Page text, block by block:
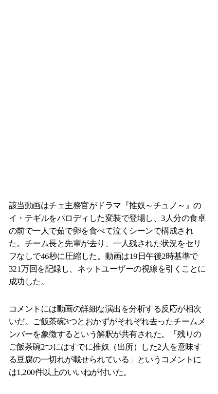
該当動画はチェ主務官がドラマ『推奴～チュノ～』の
イ・テギルをパロディした変装で登場し、3人分の食卓
の前で一人で茹で卵を食べて泣くシーンで構成され
た。チーム長と先輩が去り、一人残された状況をセリ
フなしで46秒に圧縮した。動画は19日午後2時基準で
321万回を記録し、ネットユーザーの視線を引くことに
成功した。
コメントには動画の詳細な演出を分析する反応が相次
いだ。ご飯茶碗3つとおかずがそれぞれ去ったチームメ
ンバーを象徴するという解釈が共有された。「残りの
ご飯茶碗2つにはすでに推奴（出所）した2人を意味す
る豆腐の一切れが載せられている」というコメントに
は1,200件以上のいいねが付いた。